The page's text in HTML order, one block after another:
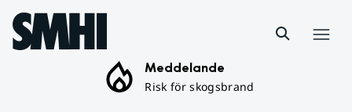
Hoppa till sidans innehåll
Meddelande
Risk för skogsbrand